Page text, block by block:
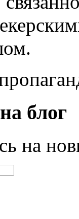
блог
на